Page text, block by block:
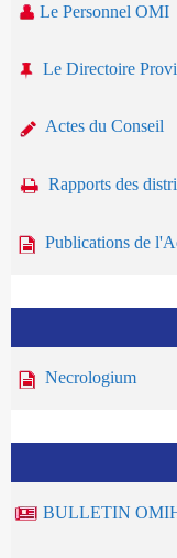
Le Personnel OMI
Le Directoire
Actes du Conseil
Rapports des
Publications de
Necrologium
BULLETIN